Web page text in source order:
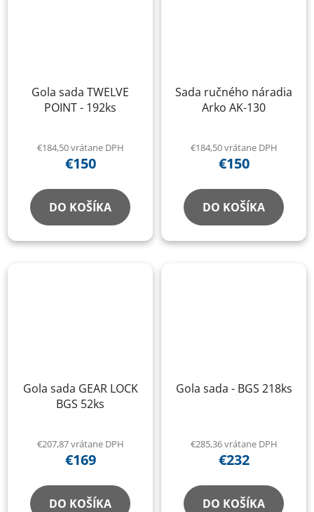
Gola sada TWELVE
POINT - 192ks
€184,50 vrátane DPH
€150
DO KOŠÍKA
Sada ručného náradia
Arko AK-130
€184,50 vrátane DPH
€150
DO KOŠÍKA
Gola sada GEAR LOCK
BGS 52ks
€207,87 vrátane DPH
€169
DO KOŠÍKA
Gola sada - BGS 218ks
€285,36 vrátane DPH
€232
DO KOŠÍKA